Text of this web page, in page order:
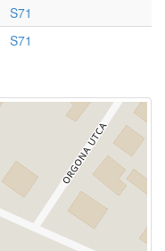
S71
S71